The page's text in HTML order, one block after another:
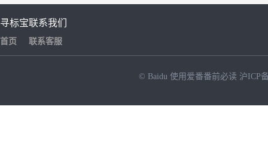
寻标宝
首页
联系我们
联系客服
© Baidu 使用爱番番前必读 沪ICP